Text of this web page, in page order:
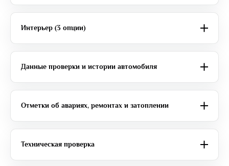
Интерьер (3 опции)
Данные проверки и истории автомобиля
Отметки об авариях, ремонтах и затоплении
Техническая проверка